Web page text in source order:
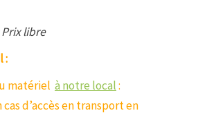
Prix libre
:
matériel à notre local:
d’accès en transport en